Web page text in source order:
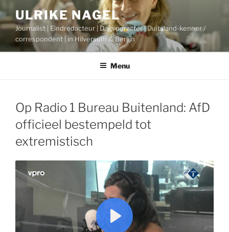
naar
de
inhoud
ULRIKE NAGEL
Journalist | Eindredacteur | Dagvoorzitter | Duitsland-kenner /
correspondent | in Hilversum & Berlijn
Menu
Op Radio 1 Bureau Buitenland: AfD
officieel bestempeld tot
extremistisch